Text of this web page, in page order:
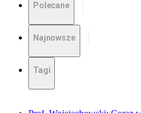
Polecane
Najnowsze
Tagi